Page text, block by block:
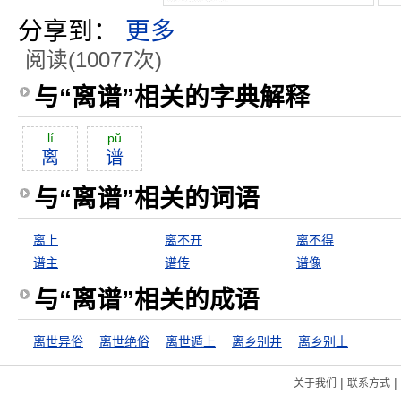
分享到： 更多
阅读(10077次)
与“离谱”相关的字典解释
lí
离
pŭ
谱
与“离谱”相关的词语
离上 离不开
离不得
谱主
谱传 谱像
与“离谱”相关的成语
离世异俗 离世绝俗 离世遁上 离乡别井 离乡别土
关于我们 | 联系方式|